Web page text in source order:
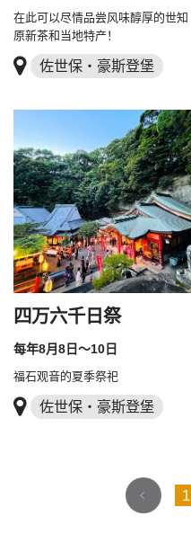
在此可以尽情品尝风味醇厚的世知
原新茶和当地特产！
佐世保・豪斯登堡
四万六千日祭
每年8月8日～10日
福石观音的夏季祭祀
佐世保・豪斯登堡
1